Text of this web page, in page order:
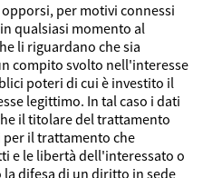
per motivi connessi
qualsiasi momento al
li riguardano che sia
compito svolto nell'interesse
poteri di cui è investito il
legittimo. In tal caso i dati
il titolare del trattamento
il trattamento che
e le libertà dell'interessato o
difesa di un diritto in sede